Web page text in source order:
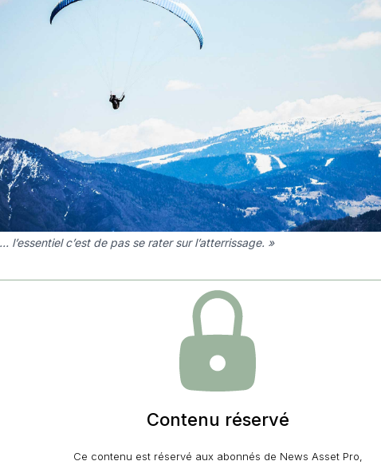
l’essentiel c’est de pas se rater sur l’atterrissage. »
Contenu réservé
Ce contenu est réservé aux abonnés de News Asset Pro,